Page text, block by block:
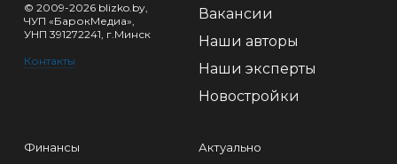
© 2009-2026 blizko.by,
ЧУП «БарокМедиа»,
УНП 391272241, г.Минск
Контакты
Вакансии
Наши авторы
Наши эксперты
Новостройки
Финансы
Актуально